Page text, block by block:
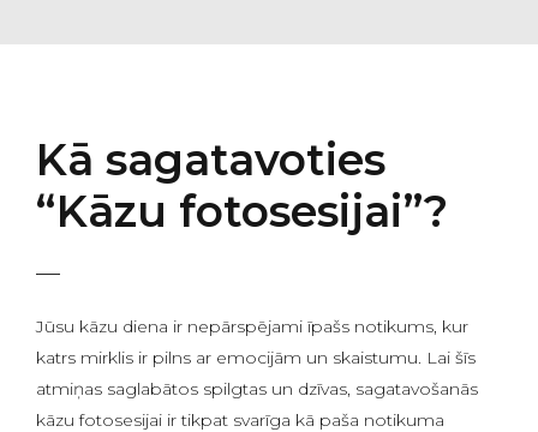
Kā sagatavoties
“Kāzu fotosesijai”?
Jūsu kāzu diena ir nepārspējami īpašs notikums, kur
katrs mirklis ir pilns ar emocijām un skaistumu. Lai šīs
atmiņas saglabātos spilgtas un dzīvas, sagatavošanās
kāzu fotosesijai ir tikpat svarīga kā paša notikuma